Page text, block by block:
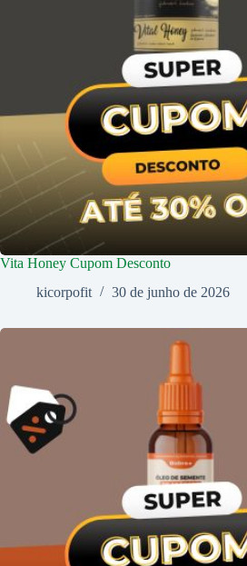
Vita Honey Cupom Desconto
kicorpofit
30 de junho de 2026